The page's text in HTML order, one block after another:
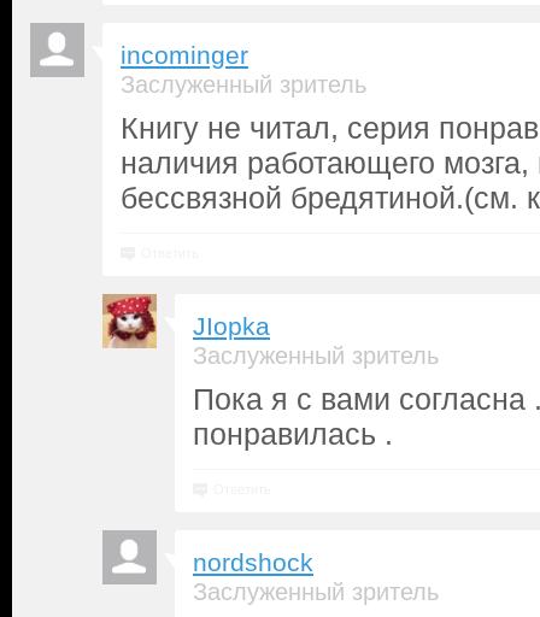
incominger
Заслуженный зритель
Книгу не читал, серия
наличия работающего мозга,
бессвязной
JIopka
Заслуженный зритель
Пока я с вами согласна
понравилась .
nordshock
Заслуженный зритель